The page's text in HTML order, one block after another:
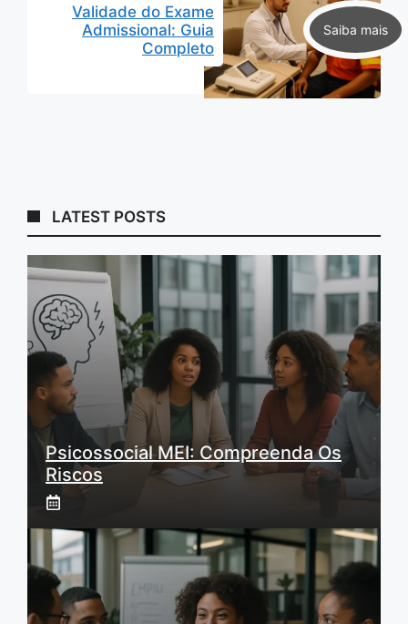
Validade do Exame
Admissional: Guia
Completo
LATEST POSTS
Psicossocial MEI: Compreenda Os
Riscos